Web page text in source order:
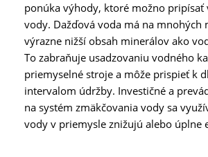
ponúka výhody, ktoré možno pripísať
vody. Dažďová voda má na mnohých
výrazne nižší obsah minerálov ako
To zabraňuje usadzovaniu vodného
priemyselné stroje a môže prispieť k
intervalom údržby. Investičné a
na systém zmäkčovania vody sa
vody v priemysle znižujú alebo úplne